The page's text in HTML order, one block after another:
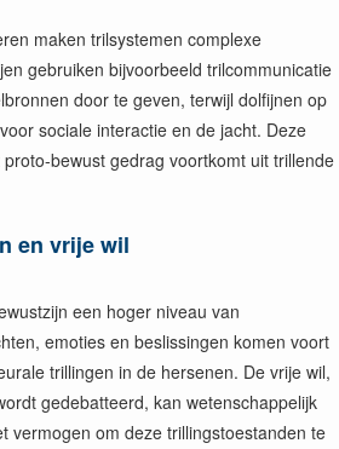
maken trilsystemen complexe
gebruiken bijvoorbeeld trilcommunicatie
door te geven, terwijl dolfijnen op
sociale interactie en de jacht. Deze
bewust gedrag voortkomt uit trillende
en vrije wil
een hoger niveau van
emoties en beslissingen komen voort
trillingen in de hersenen. De vrije wil,
gedebatteerd, kan wetenschappelijk
vermogen om deze trillingstoestanden te